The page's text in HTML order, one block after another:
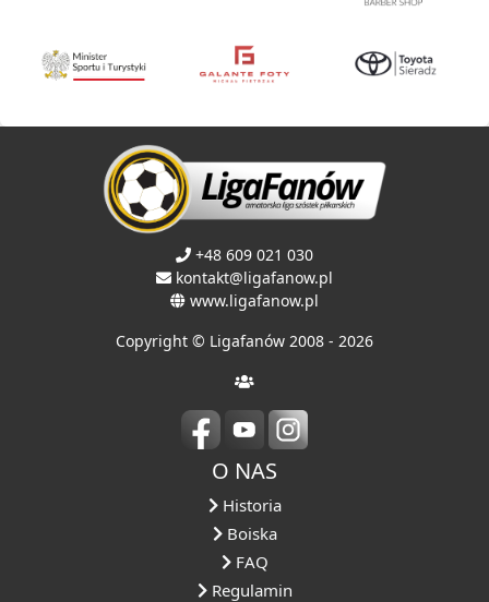
+48 609 021 030
kontakt@ligafanow.pl
www.ligafanow.pl
Copyright © Ligafanów 2008 - 2026
O NAS
Historia
Boiska
FAQ
Regulamin